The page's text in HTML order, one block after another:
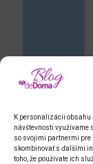
K personalizácii obsahu
návštevnosti využívame
so svojimi partnermi pre
skombinovať s ďalšími
toho, že používate ich